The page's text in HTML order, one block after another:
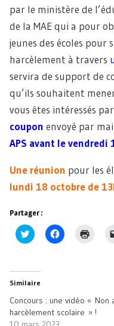
par le ministère de
de la MAE qui a pour
jeunes des écoles pour
harcèlement à travers
servira de support de
qu’ils souhaitent
vous êtes intéressés
coupon envoyé par
APS avant le vendredi
Une réunion pour les
lundi 18 octobre de
Partager :
Cliquez
pour
dans
une
nouvelle
Cliquez
pour
Similaire
Concours : une vidéo « Non
harcèlement scolaire » !